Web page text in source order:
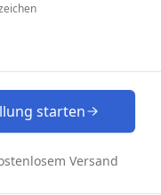
starten
Versand